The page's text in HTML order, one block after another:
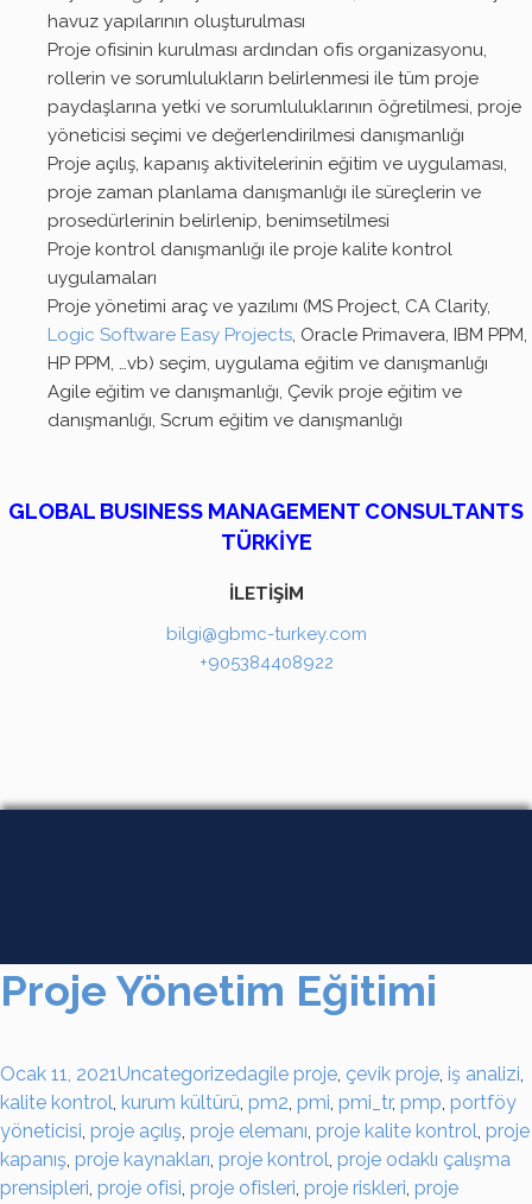
havuz yapılarının oluşturulması
Proje ofisinin kurulması ardından ofis organizasyonu,
rollerin ve sorumlulukların belirlenmesi ile tüm proje
paydaşlarına yetki ve sorumluluklarının öğretilmesi, proje
yöneticisi seçimi ve değerlendirilmesi danışmanlığı
Proje açılış, kapanış aktivitelerinin eğitim ve uygulaması,
proje zaman planlama danışmanlığı ile süreçlerin ve
prosedürlerinin belirlenip, benimsetilmesi
Proje kontrol danışmanlığı ile proje kalite kontrol
uygulamaları
Proje yönetimi araç ve yazılımı (MS Project, CA Clarity,
Logic Software Easy Projects, Oracle Primavera, IBM PPM,
HP PPM, …vb) seçim, uygulama eğitim ve danışmanlığı
Agile eğitim ve danışmanlığı, Çevik proje eğitim ve
danışmanlığı, Scrum eğitim ve danışmanlığı
GLOBAL BUSINESS MANAGEMENT CONSULTANTS
TÜRKİYE
İLETİŞİM
bilgi@gbmc-turkey.com
+905384408922
Proje Yönetim Eğitimi
Ocak 11, 2021Uncategorizedagile proje, çevik proje, iş analizi,
kalite kontrol, kurum kültürü, pm2, pmi, pmi_tr, pmp, portföy
yöneticisi, proje açılış, proje elemanı, proje kalite kontrol, proje
kapanış, proje kaynakları, proje kontrol, proje odaklı çalışma
prensipleri, proje ofisi, proje ofisleri, proje riskleri, proje